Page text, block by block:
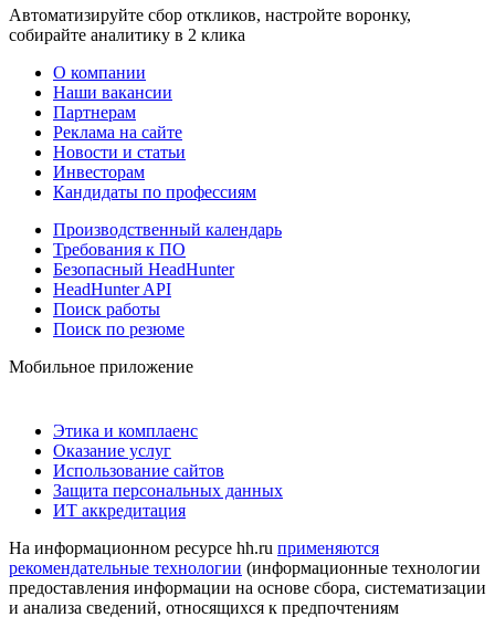
Автоматизируйте сбор откликов, настройте воронку,
собирайте аналитику в 2 клика
О компании
Наши вакансии
Партнерам
Реклама на сайте
Новости и статьи
Инвесторам
Кандидаты по профессиям
Производственный календарь
Требования к ПО
Безопасный HeadHunter
HeadHunter API
Поиск работы
Поиск по резюме
Мобильное приложение
Этика и комплаенс
Оказание услуг
Использование сайтов
Защита персональных данных
ИТ аккредитация
На информационном ресурсе hh.ru применяются
рекомендательные технологии (информационные технологии
предоставления информации на основе сбора, систематизации
и анализа сведений, относящихся к предпочтениям